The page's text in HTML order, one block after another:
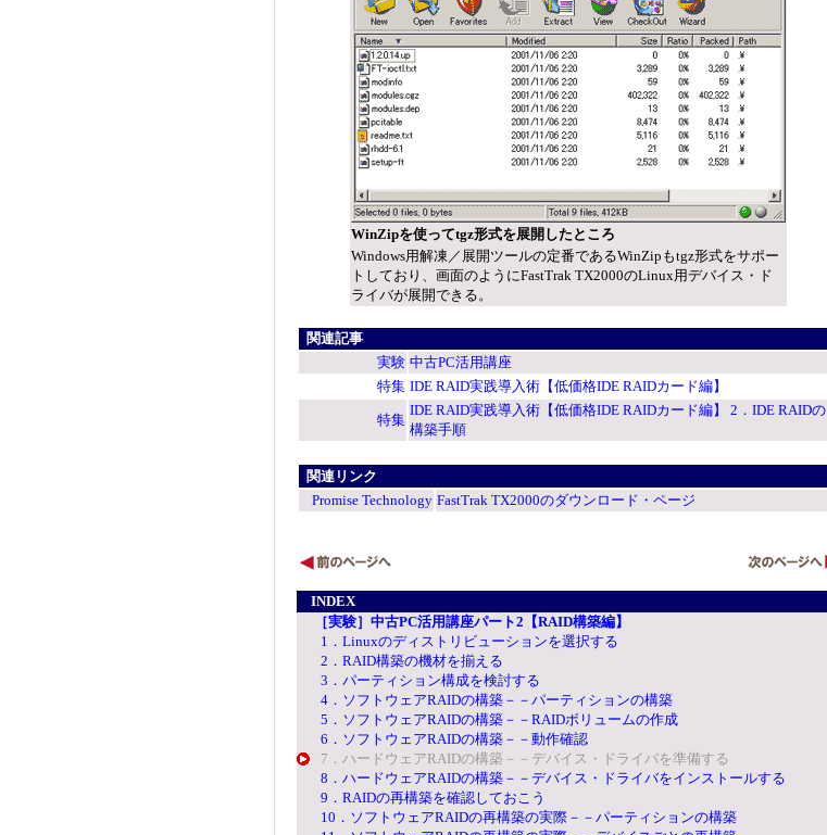
WinZipを使ってtgz形式を展開したところ
Windows用解凍／展開ツールの定番であるWinZipもtgz形式をサポー
トしており、画面のようにFastTrak TX2000のLinux用デバイス・ド
ライバが展開できる。
関連記事
実験 中古PC活用講座
特集 IDE RAID実践導入術【低価格IDE RAIDカード編】
特集
IDE RAID実践導入術【低価格IDE RAIDカード編】 2．IDE RAIDの
構築手順
関連リンク
Promise Technology FastTrak TX2000のダウンロード・ページ
INDEX
［実験］中古PC活用講座パート2【RAID構築編】
1．Linuxのディストリビューションを選択する
2．RAID構築の機材を揃える
3．パーティション構成を検討する
4．ソフトウェアRAIDの構築－－パーティションの構築
5．ソフトウェアRAIDの構築－－RAIDボリュームの作成
6．ソフトウェアRAIDの構築－－動作確認
7．ハードウェアRAIDの構築－－デバイス・ドライバを準備する
8．ハードウェアRAIDの構築－－デバイス・ドライバをインストールする
9．RAIDの再構築を確認しておこう
10．ソフトウェアRAIDの再構築の実際－－パーティションの構築